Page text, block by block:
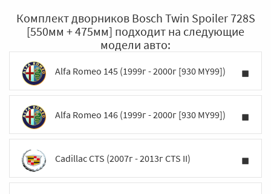
Комплект дворников Bosch Twin Spoiler 728S
[550мм + 475мм] подходит на следующие
модели авто:
Alfa Romeo 145 (1999г - 2000г [930 MY99])
Alfa Romeo 146 (1999г - 2000г [930 MY99])
Cadillac CTS (2007г - 2013г CTS II)